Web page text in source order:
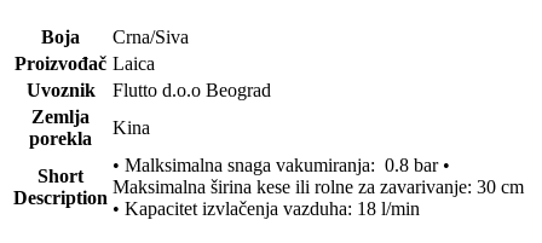
Boja
Crna/Siva
Proizvođač Laica
Uvoznik
Flutto d.o.o Beograd
Zemlja
porekla
Kina
Short
Description
• Malksimalna snaga vakumiranja: 0.8 bar •
Maksimalna širina kese ili rolne za zavarivanje: 30 cm
• Kapacitet izvlačenja vazduha: 18 l/min